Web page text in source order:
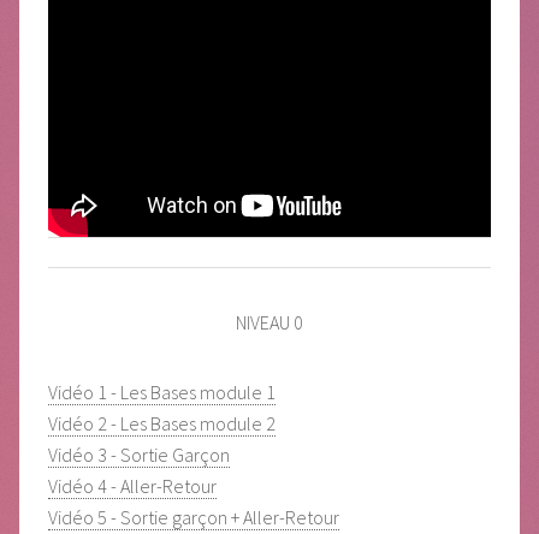
NIVEAU 0
Vidéo 1 - Les Bases module 1
Vidéo 2 - Les Bases module 2
Vidéo 3 - Sortie Garçon
Vidéo 4 - Aller-Retour
Vidéo 5 - Sortie garçon + Aller-Retour